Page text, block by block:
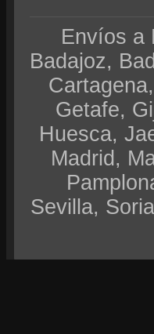
Envíos a
Badajoz,
Getafe,
Huesca,
Madrid,
Sevilla,